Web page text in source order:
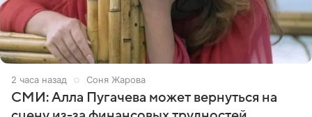
2 часа назад Соня Жарова
СМИ: Алла Пугачева может вернуться на